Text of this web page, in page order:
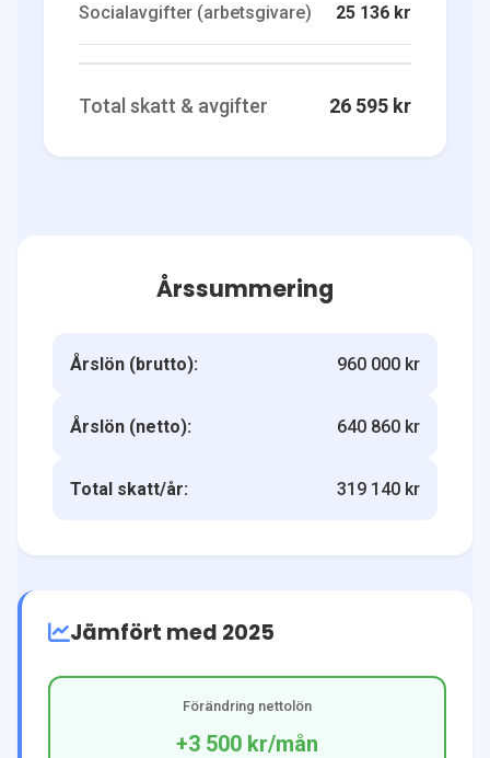
Socialavgifter (arbetsgivare) 25 136 kr
Total skatt & avgifter 26 595 kr
Årssummering
Årslön (brutto): 960 000 kr
Årslön (netto): 640 860 kr
Total skatt/år: 319 140 kr
Jämfört med 2025
Förändring nettolön
+3 500 kr/mån